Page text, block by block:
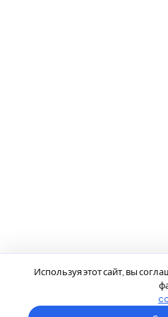
Используя этот сайт, вы